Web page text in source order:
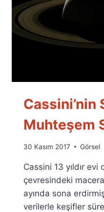
Cassini’nin
Muhteşem
By
Fuat
Özyar
30 Kasım 2017 Görsel
Cassini 13 yıldır
çevresindeki
ayında sona
verilerle keşifler